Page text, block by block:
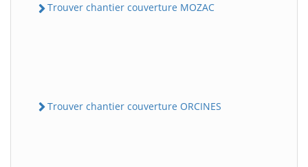
Trouver chantier couverture MOZAC
Trouver chantier couverture ORCINES